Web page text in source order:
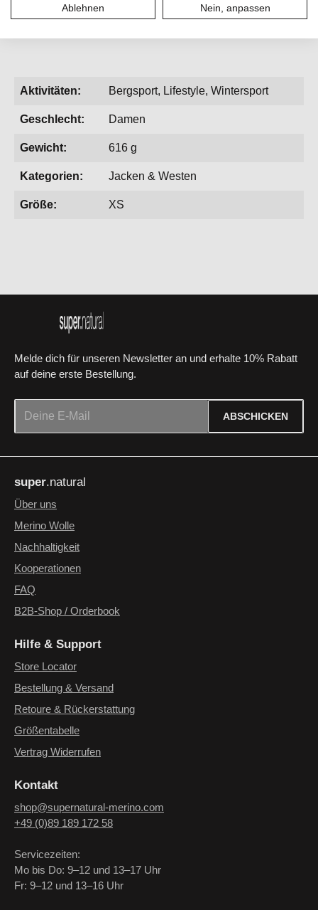
Performance – hergestellt aus 100 % recyceltem Material.
Aktivitäten: Bergsport, Lifestyle, Wintersport
Geschlecht: Damen
Gewicht: 616 g
Kategorien: Jacken & Westen
Größe: XS
Melde dich für unseren Newsletter an und erhalte 10% Rabatt
auf deine erste Bestellung.
ABSCHICKEN
genommen und die
einverstanden.
Die mit einem Stern (*) markierten Felder sind Pflichtfelder.
super.natural
Über uns
Merino Wolle
Nachhaltigkeit
Kooperationen
FAQ
B2B-Shop / Orderbook
Hilfe & Support
Store Locator
Bestellung & Versand
Retoure & Rückerstattung
Größentabelle
Vertrag Widerrufen
Kontakt
shop@supernatural-merino.com
+49 (0)89 189 172 58
Servicezeiten:
Mo bis Do: 9–12 und 13–17 Uhr
Fr: 9–12 und 13–16 Uhr
Ablehnen Nein, anpassen